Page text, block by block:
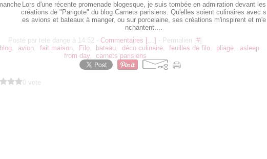
Lors d'une récente promenade blogesque, je suis tombée en admiration devant les
créations de "Parigote" du blog Carnets parisiens. Qu'elles soient culinaires avec s
es avions et bateaux à manger, ou sur porcelaine, ses créations m'inspirent et m'e
nchantent....
Posté par tete dange à 14:52 - Commentaires […] - Permalien [ #
blog, avion, fait maison, Filo, bateau, déco culinaire, feuilles de filo, pliage, asleep
from day, carnets parisiens
0 vote